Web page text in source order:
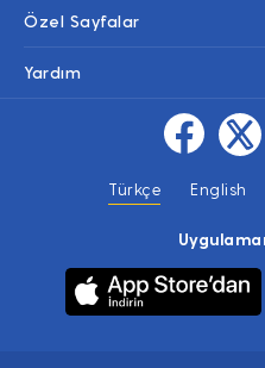
Özel Sayfalar
Yardım
Türkçe English